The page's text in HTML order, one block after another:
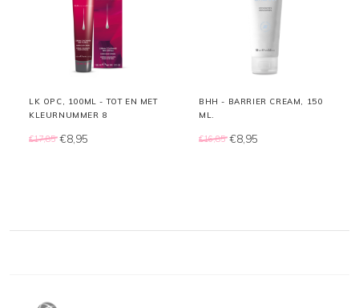
LK OPC, 100ML - TOT EN MET
KLEURNUMMER 8
€17,85 €8,95
BHH - BARRIER CREAM, 150
ML.
€16,85 €8,95